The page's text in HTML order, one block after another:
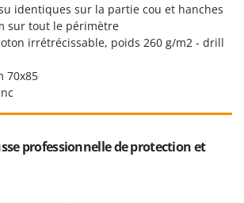
identiques sur la partie cou et hanches
sur tout le périmètre
irrétrécissable, poids 260 g/m2 - drill
70x85
professionnelle de protection et